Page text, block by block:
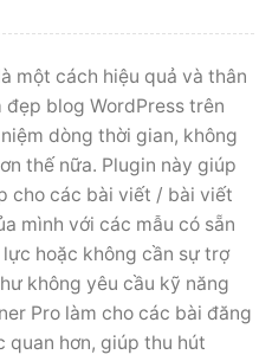
một cách hiệu quả và thân
blog WordPress trên
dòng thời gian, không
thế nữa. Plugin này giúp
cho các bài viết / bài viết
mình với các mẫu có sẵn
hoặc không cần sự trợ
không yêu cầu kỹ năng
Pro làm cho các bài đăng
hơn, giúp thu hút